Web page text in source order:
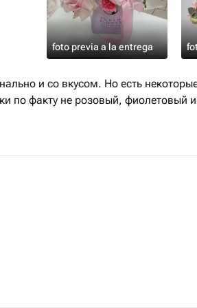
гортензии, рекомендуем
по вазам с большим
влаги
пожелтевшие листья.
и открытых окон.
дольше сохранят упругость!
foto previa a la entrega
и со вкусом. Но есть
по факту не розовый, фиолетовый